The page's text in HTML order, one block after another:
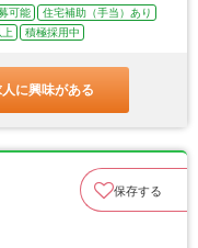
可能
住宅補助（手当）あり
積極採用中
に興味がある
保存する